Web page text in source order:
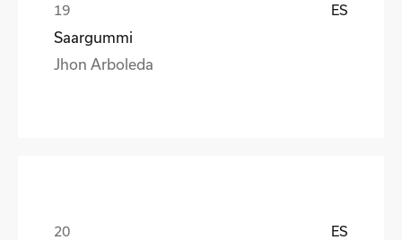
ES
Saargummi
Jhon Arboleda
ES